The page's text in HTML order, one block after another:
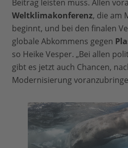
Beitrag leisten muss. Allen
Weltklimakonferenz, die am
beginnt, und bei den finalen
globale Abkommens gegen
so Heike Vesper. „Bei allen
gibt es jetzt auch Chancen,
Modernisierung